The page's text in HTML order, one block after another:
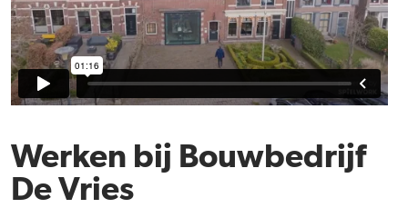
Werken bij Bouwbedrijf
De Vries